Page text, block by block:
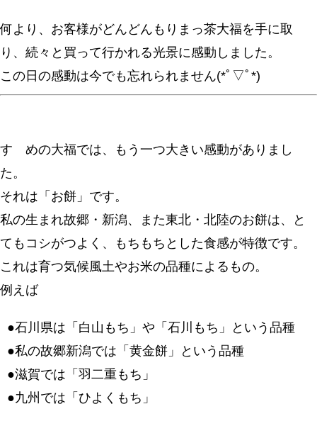
何より、お客様がどんどんもりまっ茶大福を手に取
り、続々と買って行かれる光景に感動しました。
この日の感動は今でも忘れられません(*ﾟ▽ﾟ*)
すゞめの大福では、もう一つ大きい感動がありまし
た。
それは「お餅」です。
私の生まれ故郷・新潟、また東北・北陸のお餅は、と
てもコシがつよく、もちもちとした食感が特徴です。
これは育つ気候風土やお米の品種によるもの。
例えば
●石川県は「白山もち」や「石川もち」という品種
●私の故郷新潟では「黄金餅」という品種
●滋賀では「羽二重もち」
●九州では「ひよくもち」